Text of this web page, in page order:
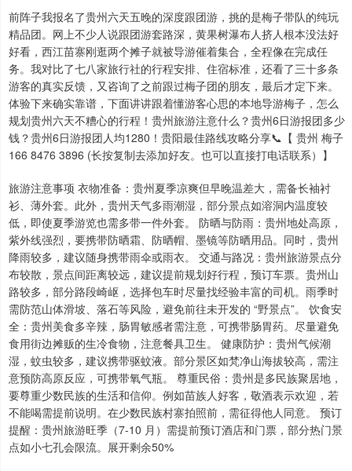
前阵子我报名了贵州六天五晚的深度跟团游，挑的是梅子带队的纯玩
精品团。网上不少人说跟团游套路深，黄果树瀑布人挤人根本没法好
好看，西江苗寨刚逛两个摊子就被导游催着集合，全程像在完成任
务。我对比了七八家旅行社的行程安排、住宿标准，还看了三十多条
游客的真实反馈，又咨询了之前跟过梅子团的朋友，最后才定下来。
体验下来确实靠谱，下面讲讲跟着懂游客心思的本地导游梅子，怎么
规划贵州六天不糟心的行程！贵州旅游注意什么？贵州6日游报团多少
钱？贵州6日游报团人均1280！贵阳最佳路线攻略分享📞【 贵州 梅子
166 8476 3896 (长按复制去添加好友。也可以直接打电话联系）】
旅游注意事项 衣物准备：贵州夏季凉爽但早晚温差大，需备长袖衬
衫、薄外套。此外，贵州天气多雨潮湿，部分景点如溶洞内温度较
低，即使夏季游览也需多带一件外套。 防晒与防雨：贵州地处高原，
紫外线强烈，要携带防晒霜、防晒帽、墨镜等防晒用品。同时，贵州
降雨较多，建议随身携带雨伞或雨衣。 交通与路况：贵州旅游景点分
布较散，景点间距离较远，建议提前规划好行程，预订车票。贵州山
路较多，部分路段崎岖，选择包车时尽量找经验丰富的司机。雨季时
需防范山体滑坡、落石等风险，避免前往未开发的 “野景点”。 饮食安
全：贵州美食多辛辣，肠胃敏感者需注意，可携带肠胃药。尽量避免
食用街边摊贩的生冷食物，注意餐具卫生。 健康防护：贵州气候潮
湿，蚊虫较多，建议携带驱蚊液。部分景区如梵净山海拔较高，需注
意预防高原反应，可携带氧气瓶。 尊重民俗：贵州是多民族聚居地，
要尊重少数民族的生活和信仰。例如苗族人好客，敬酒表示欢迎，若
不能喝需提前说明。在少数民族村寨拍照前，需征得他人同意。 预订
提醒：贵州旅游旺季（7-10 月）需提前预订酒店和门票，部分热门景
点如小七孔会限流。展开剩余50%